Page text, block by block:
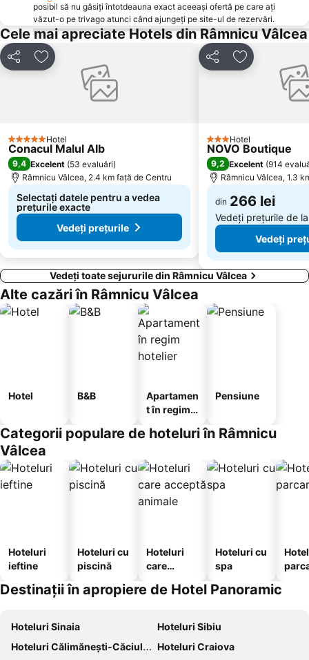
posibil să nu găsiți întotdeauna exact aceeași ofertă pe care ați
văzut-o pe trivago atunci când ajungeți pe site-ul de rezervări.
Cele mai apreciate Hotels din Râmnicu Vâlcea
DistribuițiAdăugaţi la favorite
5 Stele Hotel
Conacul Malul Alb
9,4 Excelent (53 evaluări)
Râmnicu Vâlcea, 2.4 km faţă de Centru
Selectați datele pentru a vedea
prețurile exacte
Vedeți prețurile
DistribuițiAdăugaţi la
3 SteleHotel
NOVO Boutique
9,2 Excelent (914
Râmnicu Vâlcea, 1.3
din 266 lei
Vedeți prețurile de
Vedeți
Vedeți toate sejururile din Râmnicu Vâlcea
Alte cazări în Râmnicu Vâlcea
Hotel B&B
Apartamen
t în regim
Pensiune
Categorii populare de hoteluri în Râmnicu
Vâlcea
Hoteluri
ieftine
Hoteluri cu
piscină
Hoteluri
care
animale
Hoteluri cu
spa
Destinații în apropiere de Hotel Panoramic
Hoteluri Sinaia
Hoteluri Sibiu
Hoteluri Călimănești-Căciulata
Hoteluri Craiova